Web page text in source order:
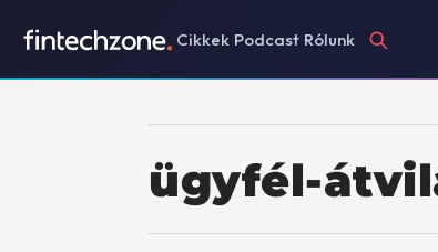
Cikkek Podcast Rólunk
ügyfél-